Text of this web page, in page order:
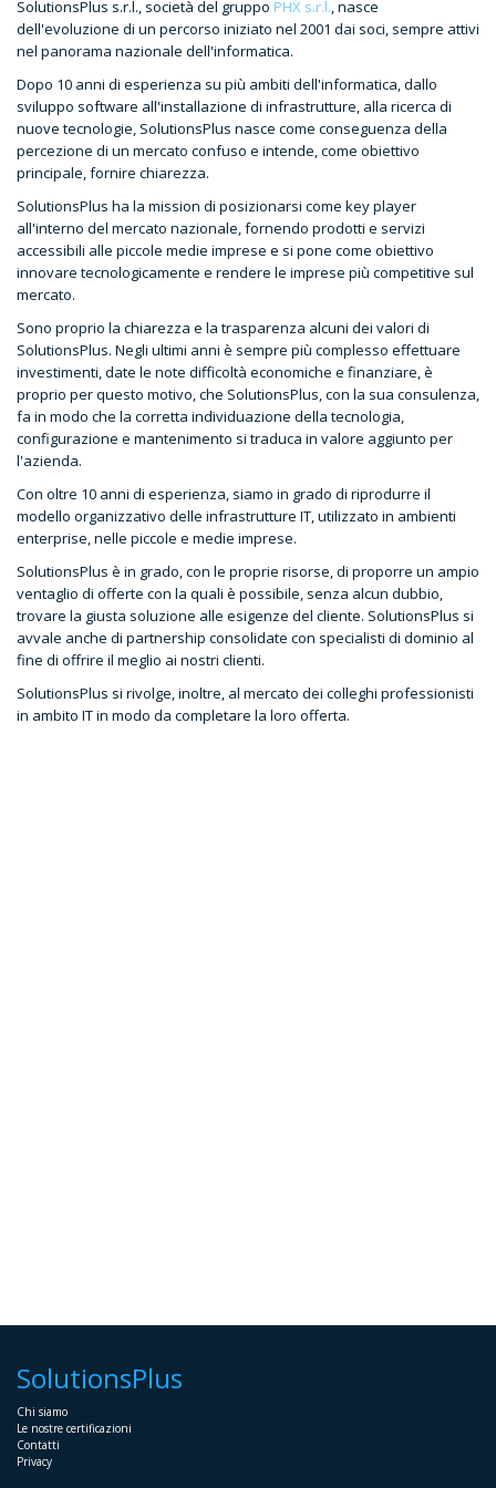
SolutionsPlus s.r.l., società del gruppo PHX s.r.l., nasce
dell'evoluzione di un percorso iniziato nel 2001 dai soci, sempre attivi
nel panorama nazionale dell'informatica.
Dopo 10 anni di esperienza su più ambiti dell'informatica, dallo
sviluppo software all'installazione di infrastrutture, alla ricerca di
nuove tecnologie, SolutionsPlus nasce come conseguenza della
percezione di un mercato confuso e intende, come obiettivo
principale, fornire chiarezza.
SolutionsPlus ha la mission di posizionarsi come key player
all'interno del mercato nazionale, fornendo prodotti e servizi
accessibili alle piccole medie imprese e si pone come obiettivo
innovare tecnologicamente e rendere le imprese più competitive sul
mercato.
Sono proprio la chiarezza e la trasparenza alcuni dei valori di
SolutionsPlus. Negli ultimi anni è sempre più complesso effettuare
investimenti, date le note difficoltà economiche e finanziare, è
proprio per questo motivo, che SolutionsPlus, con la sua consulenza,
fa in modo che la corretta individuazione della tecnologia,
configurazione e mantenimento si traduca in valore aggiunto per
l'azienda.
Con oltre 10 anni di esperienza, siamo in grado di riprodurre il
modello organizzativo delle infrastrutture IT, utilizzato in ambienti
enterprise, nelle piccole e medie imprese.
SolutionsPlus è in grado, con le proprie risorse, di proporre un ampio
ventaglio di offerte con la quali è possibile, senza alcun dubbio,
trovare la giusta soluzione alle esigenze del cliente. SolutionsPlus si
avvale anche di partnership consolidate con specialisti di dominio al
fine di offrire il meglio ai nostri clienti.
SolutionsPlus si rivolge, inoltre, al mercato dei colleghi professionisti
in ambito IT in modo da completare la loro offerta.
SolutionsPlus
Chi siamo
Le nostre certificazioni
Contatti
Privacy